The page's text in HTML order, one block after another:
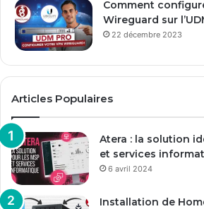
Comment
Wireguard sur
22 décembre 2023
Articles Populaires
Atera : la solution
et services
6 avril 2024
Installation de